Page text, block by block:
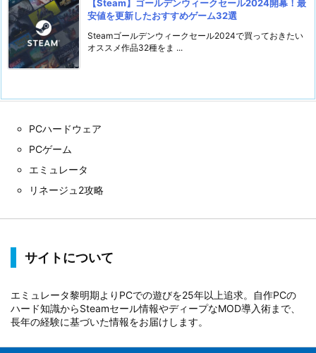
【Steam】ゴールデンウィークセール2024開幕！最
安値を更新したおすすめゲーム32選
Steamゴールデンウィークセール2024で買っておきたい
オススメ作品32種をま ...
PCハードウェア
PCゲーム
エミュレータ
リネージュ2攻略
サイトについて
エミュレータ黎明期よりPCでの遊びを25年以上追求。自作PCの
ハード知識からSteamセール情報やディープなMOD導入術まで、
長年の経験に基づいた情報をお届けします。